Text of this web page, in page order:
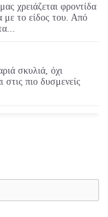
χρειάζεται φροντίδα
με το είδος του. Από
σκυλιά, όχι
στις πιο δυσμενείς